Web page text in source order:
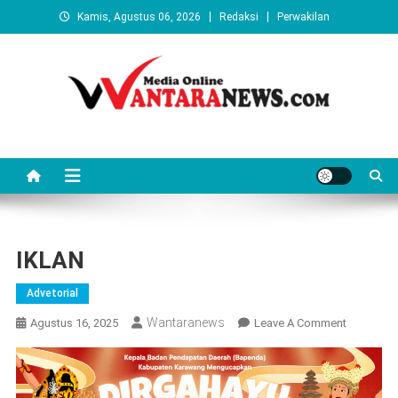
to
Kamis, Agustus 06, 2026 Redaksi Perwakilan
IKLAN
Advetorial
Agustus 16, 2025 Wantaranews Leave A CommentOn